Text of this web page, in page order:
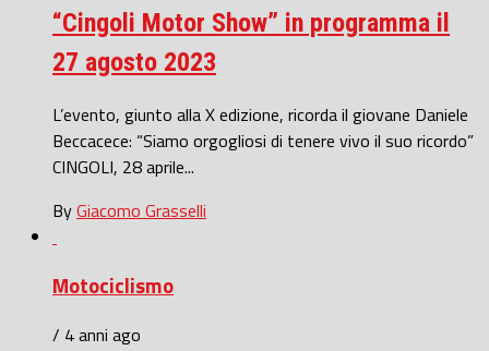
“Cingoli Motor Show” in programma il
27 agosto 2023
L’evento, giunto alla X edizione, ricorda il giovane Daniele
Beccacece: “Siamo orgogliosi di tenere vivo il suo ricordo”
CINGOLI, 28 aprile...
ByGiacomo Grasselli
Motociclismo
/ 4 anni ago